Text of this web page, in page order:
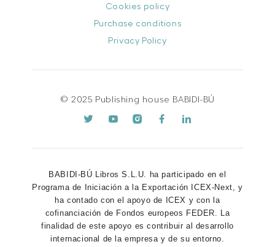
Cookies policy
Purchase conditions
Privacy Policy
© 2025 Publishing house BABIDI-BÚ
BABIDI-BÚ Libros S.L.U. ha participado en el
Programa de Iniciación a la Exportación ICEX-Next, y
ha contado con el apoyo de ICEX y con la
cofinanciación de Fondos europeos FEDER. La
finalidad de este apoyo es contribuir al desarrollo
internacional de la empresa y de su entorno.